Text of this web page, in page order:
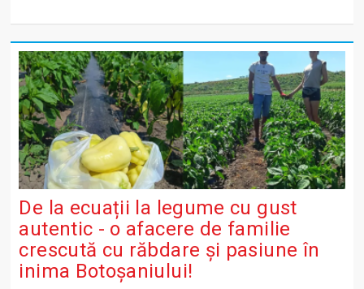
De la ecuații la legume cu gust
autentic - o afacere de familie
crescută cu răbdare și pasiune în
inima Botoșaniului!